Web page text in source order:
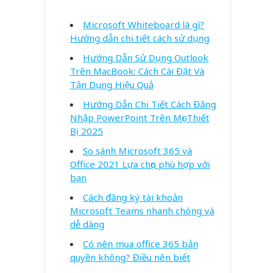
Microsoft Whiteboard là gì?
Hướng dẫn chi tiết cách sử dụng
Hướng Dẫn Sử Dụng Outlook
Trên MacBook: Cách Cài Đặt Và
Tận Dụng Hiệu Quả
Hướng Dẫn Chi Tiết Cách Đăng
Nhập PowerPoint Trên Mọi Thiết
Bị 2025
So sánh Microsoft 365 và
Office 2021 Lựa chọn phù hợp với
bạn
Cách đăng ký tài khoản
Microsoft Teams nhanh chóng và
dễ dàng
Có nên mua office 365 bản
quyền không? Điều nên biết